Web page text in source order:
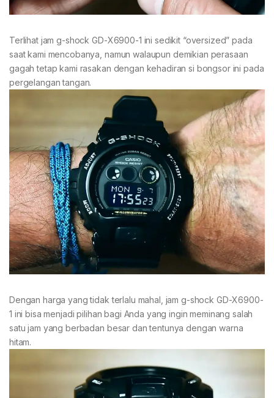
Terlihat jam g-shock GD-X6900-1 ini sedikit “oversized” pada
saat kami mencobanya, namun walaupun demikian perasaan
gagah tetap kami rasakan dengan kehadiran si bongsor ini pada
pergelangan tangan.
Dengan harga yang tidak terlalu mahal, jam g-shock GD-X6900-
1 ini bisa menjadi pilihan bagi Anda yang ingin meminang salah
satu jam yang berbadan besar dan tentunya dengan warna
hitam.